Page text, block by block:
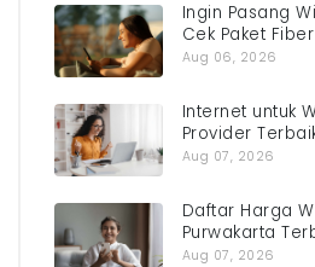
Ingin Pasang
Cek Paket
Aug 06, 2026
Internet untuk
Provider
Aug 07, 2026
Daftar Harga
Purwakarta
Aug 07, 2026